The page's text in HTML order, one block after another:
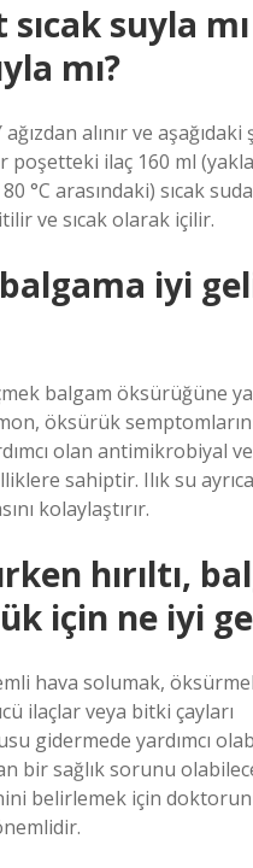
suyla
mı?
alınır ve aşağıdaki
poşetteki ilaç 160 ml
°C arasındaki) sıcak suda
ve sıcak olarak içilir.
balgama iyi
balgam öksürüğüne
öksürük
olan antimikrobiyal
sahiptir. Ilık su ayrıca
kolaylaştırır.
hırıltı,
için ne iyi
hava solumak,
ilaçlar veya bitki çayları
gidermede yardımcı
bir sağlık sorunu
belirlemek için